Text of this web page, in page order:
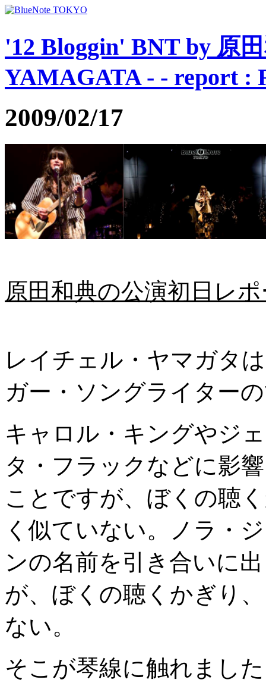
'12 Bloggin' BNT by 原
YAMAGATA - - report :
2009/02/17
原田和典の公演初日レ
レイチェル・ヤマガタ
ガー・ソングライター
キャロル・キングやジ
タ・フラックなどに影
ことですが、ぼくの聴
く似ていない。ノラ・
ンの名前を引き合いに
が、ぼくの聴くかぎり
ない。
そこが琴線に触れまし